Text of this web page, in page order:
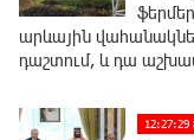
արևային
դաշտում, և դա
12:27:29